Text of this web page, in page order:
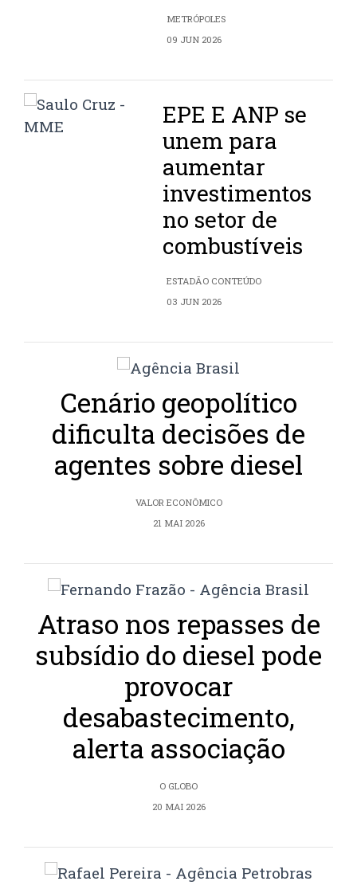
METRÓPOLES
09 JUN 2026
EPE E ANP se
unem para
aumentar
investimentos
no setor de
combustíveis
ESTADÃO CONTEÚDO
03 JUN 2026
Cenário geopolítico
dificulta decisões de
agentes sobre diesel
VALOR ECONÔMICO
21 MAI 2026
Atraso nos repasses de
subsídio do diesel pode
provocar
desabastecimento,
alerta associação
O GLOBO
20 MAI 2026